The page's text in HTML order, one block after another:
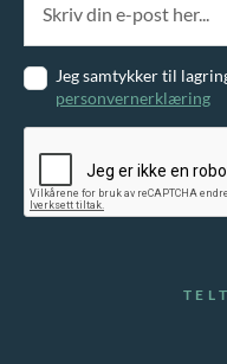
Jeg samtykker til
personvernerklæring